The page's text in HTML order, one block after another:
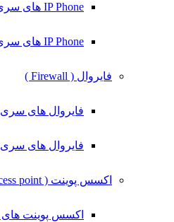
IP Phone های سری 8900
IP Phone های سری 9900
فایروال ( Firewall )
فایروال های سری 5500
فایروال های سری 5500X
اکسس پوینت ( Access point )
اکسس پوینت های SMB سری 300